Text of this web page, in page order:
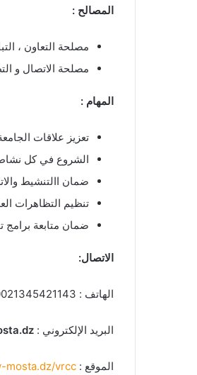
المصالح :
مصلحة التعاون ،
مصلحة الاتصال و
المهام :
تعزيز علاقات
الشروع في كل نشاط
ضمان االتنشيط
تنظيم التظاهرات
ضمان متابعة
الاتصال:
الهاتف : 0021345421143
البريد الإلكتروني :
الموقع : vrcc/